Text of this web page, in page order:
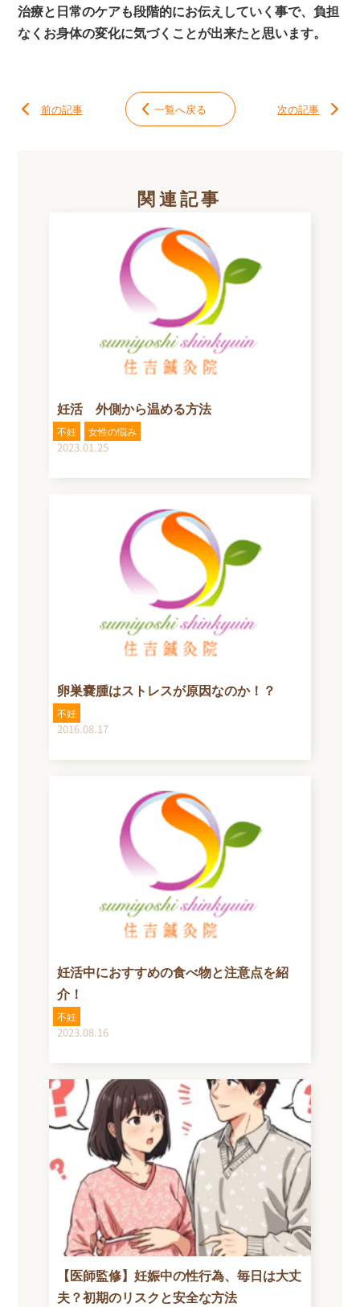
治療と日常のケアも段階的にお伝えしていく事で、負担
なくお身体の変化に気づくことが出来たと思います。
前の記事 一覧へ戻る 次の記事
関連記事
妊活 外側から温める方法
不妊 女性の悩み
2023.01.25
卵巣嚢腫はストレスが原因なのか！？
不妊
2016.08.17
妊活中におすすめの食べ物と注意点を紹
介！
不妊
2023.08.16
【医師監修】妊娠中の性行為、毎日は大丈
夫？初期のリスクと安全な方法